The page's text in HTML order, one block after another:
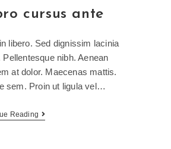
cursus ante
libero. Sed dignissim lacinia
nibh. Aenean
at dolor. Maecenas mattis.
sem. Proin ut ligula vel…
Reading